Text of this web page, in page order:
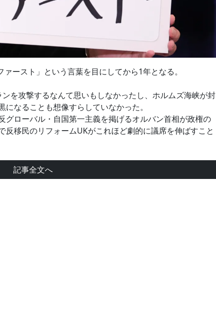
ースト」という言葉を目にしてから1年となる。
を攻撃するなんて思いもしなかったし、ホルムズ海峡が封
なることも想像すらしていなかった。
グローバル・自国第一主義を掲げるオルバン首相が政権の
移民のリフォームUKがこれほど劇的に議席を伸ばすこと
記事全文へ